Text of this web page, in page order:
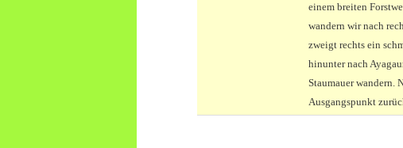
einem breiten
wandern wir nach
zweigt rechts ein
hinunter nach
Staumauer wandern.
Ausgangspunkt